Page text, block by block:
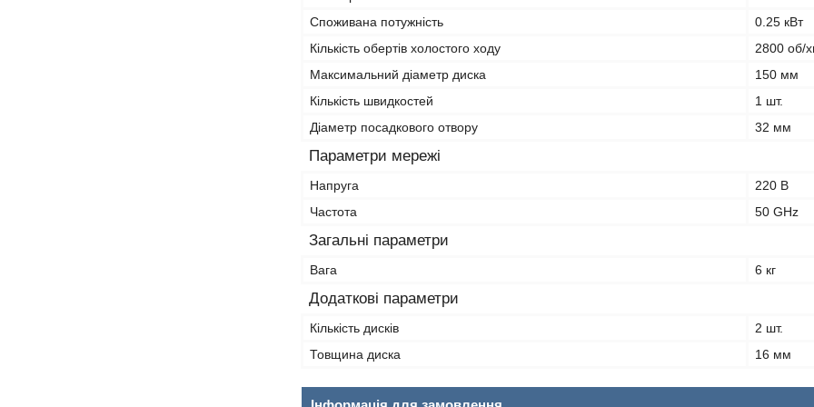
Споживана потужність
0.25 кВт
Кількість обертів холостого ходу
2800 об/
Максимальний діаметр диска
150 мм
Кількість швидкостей
1 шт.
Діаметр посадкового отвору
32 мм
Параметри мережі
Напруга
220 В
Частота
50 GHz
Загальні параметри
Вага 6 кг
Додаткові параметри
Кількість дисків
2 шт.
Товщина диска
16 мм